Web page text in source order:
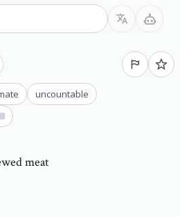
uncountable
meat